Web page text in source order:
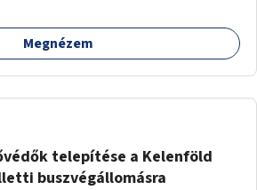
Megnézem
telepítése a Kelenföld
buszvégállomásra